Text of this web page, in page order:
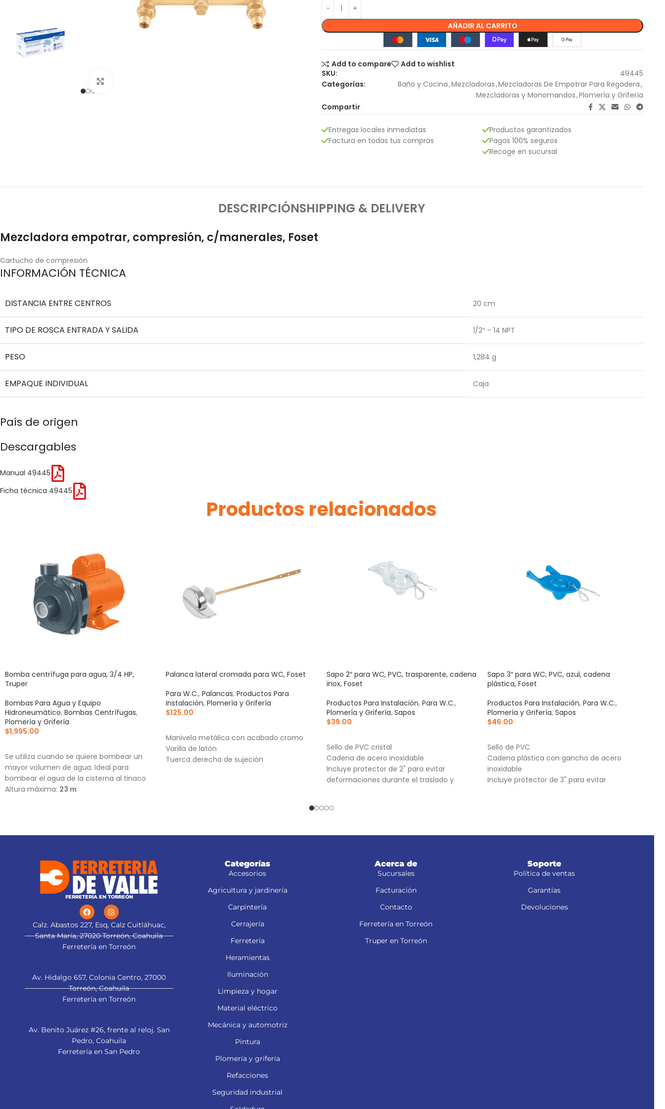
AÑADIR AL CARRITO
Add to compare
Add to wishlist
SKU:
49445
Categorías:
Baño y Cocina,Mezcladoras,Mezcladoras De Empotrar Para Regadera,
Mezcladoras y Monomandos,Plomería y Grifería
Compartir
Entregas locales inmediatas
Factura en todas tus compras
Productos garantizados
Pagos 100% seguros
Recoge en sucursal
DESCRIPCIÓNSHIPPING & DELIVERY
Mezcladora empotrar, compresión, c/manerales, Foset
Cartucho de compresión
INFORMACIÓN TÉCNICA
DISTANCIA ENTRE CENTROS 20 cm
TIPO DE ROSCA ENTRADA Y SALIDA 1/2″ – 14 NPT
PESO 1,284 g
EMPAQUE INDIVIDUAL Caja
País de origen
Descargables
Manual 49445
Ficha técnica 49445
Productos relacionados
Bomba centrífuga para agua, 3/4 HP,
Truper
Bombas Para Agua y Equipo
Hidroneumático, Bombas Centrífugas,
Plomería y Grifería
$1,995.00
Se utiliza cuando se quiere bombear un
mayor volumen de agua. Ideal para
bombear el agua de la cisterna al tinaco
Altura máxima: 23 m
Palanca lateral cromada para WC, Foset
Para W.C., Palancas, Productos Para
Instalación, Plomería y Grifería
$125.00
Manivela metálica con acabado cromo
Varilla de latón
Tuerca derecha de sujeción
Sapo 2″ para WC, PVC, trasparente, cadena
inox, Foset
Productos Para Instalación, Para W.C.,
Plomería y Grifería, Sapos
$39.00
Sello de PVC cristal
Cadena de acero inoxidable
Incluye protector de 2" para evitar
deformaciones durante el traslado y
Sapo 3″ para WC, PVC, azul, cadena
plástica, Foset
Productos Para Instalación, Para W.C.,
Plomería y Grifería, Sapos
$46.00
Sello de PVC
Cadena plástica con gancho de acero
inoxidable
Incluye protector de 3" para evitar
FERRETERÍA EN TORREÓN
Calz. Abastos 227, Esq, Calz Cuitláhuac,
Santa María, 27020 Torreón, Coahuila
Ferretería en Torreón
Av. Hidalgo 657, Colonia Centro, 27000
Torreón, Coahuila
Ferretería en Torreón
Av. Benito Juárez #26, frente al reloj. San
Pedro, Coahuila
Ferretería en San Pedro
Categorías
Accesorios
Agricultura y jardinería
Carpintería
Cerrajería
Ferretería
Heramientas
Iluminación
Limpieza y hogar
Material eléctrico
Mecánica y automotriz
Pintura
Plomería y grifería
Refacciones
Seguridad industrial
Acerca de
Sucursales
Facturación
Contacto
Ferretería en Torreón
Truper en Torreón
Soporte
Política de ventas
Garantías
Devoluciones